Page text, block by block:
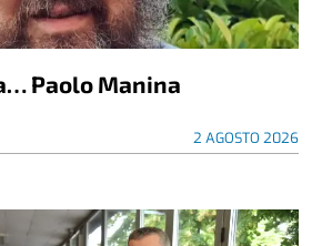
Paolo Manina
2 AGOSTO 2026